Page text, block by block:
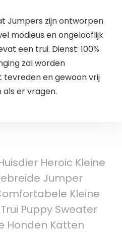
Jumpers zijn ontworpen
modieus en ongelooflijk
een trui. Dienst: 100%
zal worden
tevreden en gewoon vrij
er vragen.
Heroic Kleine
Jumper
Kleine
Puppy Sweater
Honden Katten